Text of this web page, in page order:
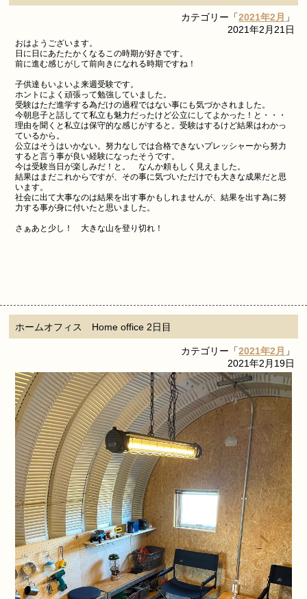
カテゴリー「2021年2月 」
2021年2月21日
おはようございます。
日に日にあたたかくなるこの時期が好きです。
前に進む感じがして前向きになれる時期ですね！
子供達もいよいよ来週受験です。
ホントによく頑張って勉強していました。
受験はただ進学する為だけの過程ではない事にも気づかされました。
今朝息子と話してて私立も魅力だったけど公立にしてよかった！と・・・
理由を聞くと私立は保守的な感じがすると。受験はするけど結果はわかっ
ているから。
公立はそうはいかない。努力なしでは合格できないプレッシャーから努力
すると言う事が良い経験になったそうです。
今は受験当日が楽しみだ！と。 なんか頼もしく見えました。
結果はまだこれからですが、その事に気づいただけでも大きな成果だと思
います。
社会に出て大事なのは結果を出す事かもしれませんが、結果を出す為に努
力する事が身に付いたと思いました。
さぁあと少し！ 大きな山を登り切れ！
ホームオフィス Home office 2日目
カテゴリー「2021年2月 」
2021年2月19日